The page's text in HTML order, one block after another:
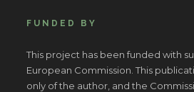
FUNDED BY
This project has been funded with
European Commission. This
only of the author, and the